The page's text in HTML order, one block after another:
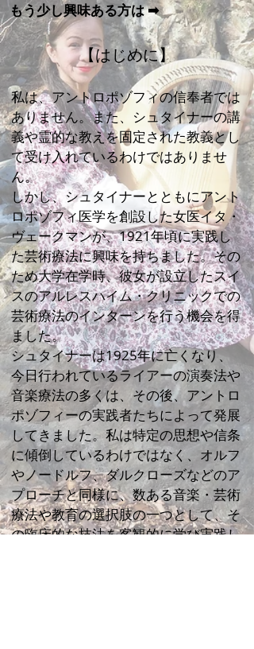
もう少し興味ある方は➡
【はじめに】
私は、アントロポゾフィの信奉者では
ありません。また、シュタイナーの講
義や霊的な教えを固定された教義とし
て受け入れているわけではありませ
ん。
しかし、シュタイナーとともにアント
ロポゾフィ医学を創設した女医イタ・
ヴェークマンが、1921年頃に実践し
た芸術療法に興味を持ちました。その
ため大学在学時、彼女が設立したスイ
スのアルレスハイム・クリニックでの
芸術療法のインターンを行う機会を得
ました。
シュタイナーは1925年に亡くなり、
今日行われているライアーの演奏法や
音楽療法の多くは、その後、アントロ
ポゾフィーの実践者たちによって発展
してきました。私は特定の思想や信条
に傾倒しているわけではなく、オルフ
やノードルフ、ダルクローズなどのア
プローチと同様に、数ある音楽・芸術
療法や教育の選択肢の一つとして、そ
の臨床的な技法を客観的に学び実践し